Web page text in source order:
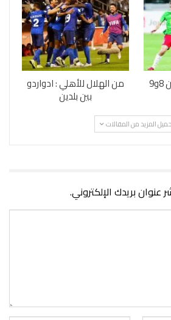
من الهلال للأهلي : ادواردو
بين بلدين
المزيد من المقالات
عنوان بريدك الإلكتروني.